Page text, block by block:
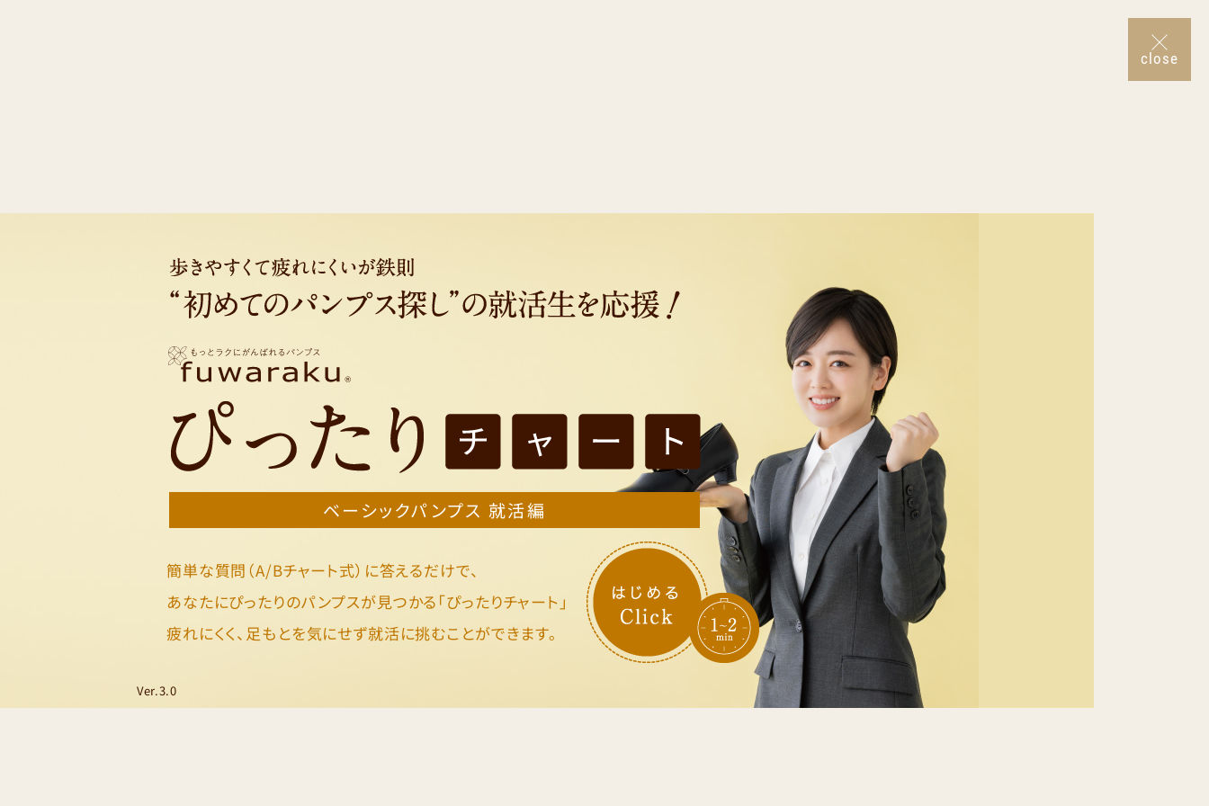
close
ベーシックパンプス 就活編
簡単な質問（A/Bチャート式）に答えるだけで、
あなたにぴったりのパンプスが見つかる「ぴったりチャート」
疲れにくく、足もとを気にせず就活に挑むことができます。
Ver.3.0